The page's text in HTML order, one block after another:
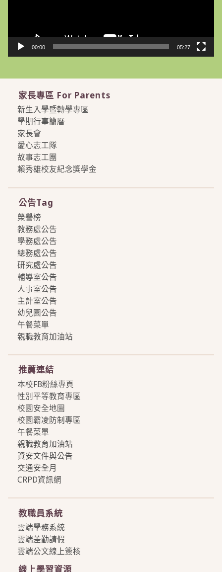
00:00 05:27
家長專區 For Parents
新生入學暨轉學專區
學期行事簡曆
家長會
愛心志工隊
故事志工團
賴秀雄校友紀念獎學金
公告Tag
榮譽榜
教務處公告
學務處公告
總務處公告
研究處公告
輔導室公告
人事室公告
主計室公告
幼兒園公告
午餐菜單
親職教育加油站
推薦連結
本校FB粉絲專頁
性別平等教育專區
校園安全地圖
校園霸凌防制專區
午餐菜單
親職教育加油站
資安文件與公告
交通安全月
CRPD資訊網
教職員系統
雲端學務系統
雲端差勤請假
雲端公文線上簽核
線上學習資源